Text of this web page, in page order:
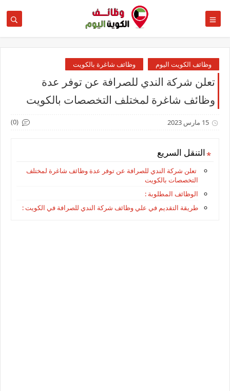
وظائف الكويت اليوم وظائف شاغرة بالكويت
تعلن شركة الندي للصرافة عن توفر عدة
وظائف شاغرة لمختلف التخصصات بالكويت
15 مارس 2023 (0)
التنقل السريع
تعلن شركة الندي للصرافة عن توفر عدة وظائف شاغرة لمختلف
التخصصات بالكويت
الوظائف المطلوبة :
طريقة التقديم في علي وظائف شركة الندي للصرافة في الكويت :